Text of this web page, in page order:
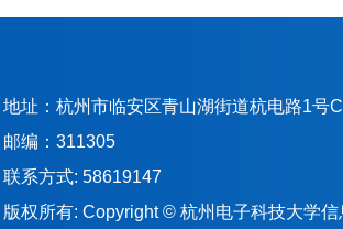
地址：杭州市临安区青山湖街道杭电路1号
邮编：311305
联系方式: 58619147
版权所有: Copyright © 杭州电子科技大学信